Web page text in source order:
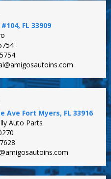
FL 33909
Ave Fort Myers, FL 33916
Auto Parts